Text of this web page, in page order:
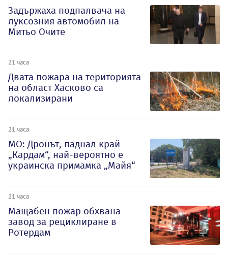
Задържаха подпалвача на
луксозния автомобил на
Митьо Очите
21 часа
Двата пожара на територията
на област Хасково са
локализирани
21 часа
МО: Дронът, паднал край
„Кардам“, най-вероятно е
украинска примамка „Майя“
21 часа
Мащабен пожар обхвана
завод за рециклиране в
Ротердам